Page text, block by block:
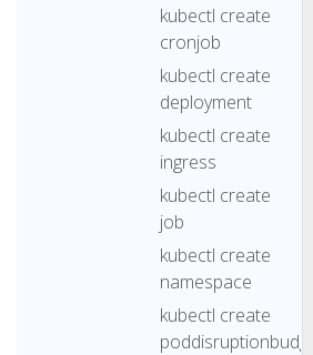
kubectl create
cronjob
kubectl create
deployment
kubectl create
ingress
kubectl create
job
kubectl create
namespace
kubectl create
poddisruptionbudget